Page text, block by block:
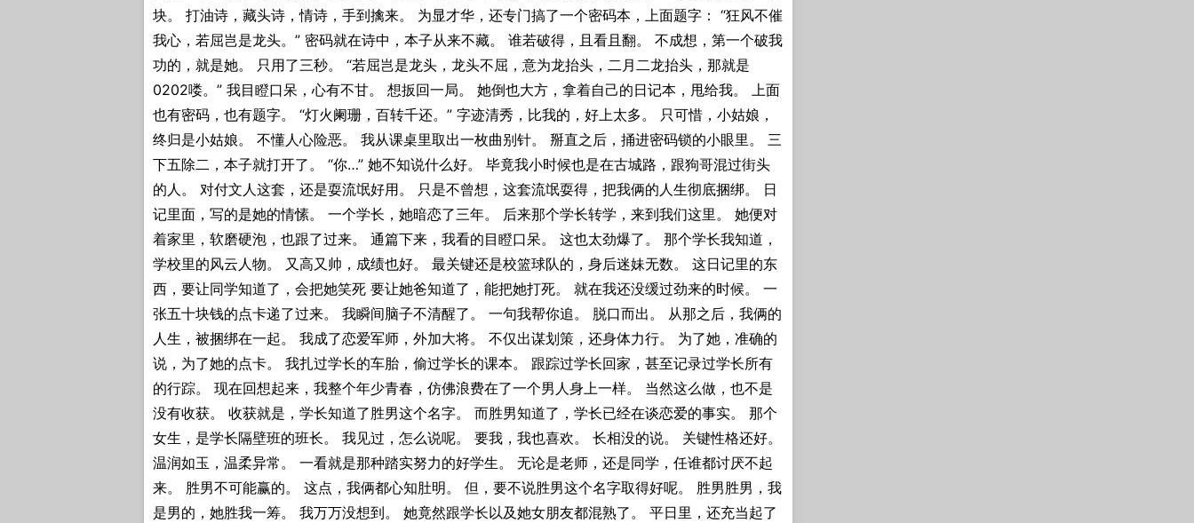
块。 打油诗，藏头诗，情诗，手到擒来。 为显才华，还专门搞了一个密码本，上面题字： “狂风不催
我心，若屈岂是龙头。” 密码就在诗中，本子从来不藏。 谁若破得，且看且翻。 不成想，第一个破我
功的，就是她。 只用了三秒。 “若屈岂是龙头，龙头不屈，意为龙抬头，二月二龙抬头，那就是
0202喽。” 我目瞪口呆，心有不甘。 想扳回一局。 她倒也大方，拿着自己的日记本，甩给我。 上面
也有密码，也有题字。 “灯火阑珊，百转千还。” 字迹清秀，比我的，好上太多。 只可惜，小姑娘，
终归是小姑娘。 不懂人心险恶。 我从课桌里取出一枚曲别针。 掰直之后，捅进密码锁的小眼里。 三
下五除二，本子就打开了。 “你…” 她不知说什么好。 毕竟我小时候也是在古城路，跟狗哥混过街头
的人。 对付文人这套，还是耍流氓好用。 只是不曾想，这套流氓耍得，把我俩的人生彻底捆绑。 日
记里面，写的是她的情愫。 一个学长，她暗恋了三年。 后来那个学长转学，来到我们这里。 她便对
着家里，软磨硬泡，也跟了过来。 通篇下来，我看的目瞪口呆。 这也太劲爆了。 那个学长我知道，
学校里的风云人物。 又高又帅，成绩也好。 最关键还是校篮球队的，身后迷妹无数。 这日记里的东
西，要让同学知道了，会把她笑死 要让她爸知道了，能把她打死。 就在我还没缓过劲来的时候。 一
张五十块钱的点卡递了过来。 我瞬间脑子不清醒了。 一句我帮你追。 脱口而出。 从那之后，我俩的
人生，被捆绑在一起。 我成了恋爱军师，外加大将。 不仅出谋划策，还身体力行。 为了她，准确的
说，为了她的点卡。 我扎过学长的车胎，偷过学长的课本。 跟踪过学长回家，甚至记录过学长所有
的行踪。 现在回想起来，我整个年少青春，仿佛浪费在了一个男人身上一样。 当然这么做，也不是
没有收获。 收获就是，学长知道了胜男这个名字。 而胜男知道了，学长已经在谈恋爱的事实。 那个
女生，是学长隔壁班的班长。 我见过，怎么说呢。 要我，我也喜欢。 长相没的说。 关键性格还好。
温润如玉，温柔异常。 一看就是那种踏实努力的好学生。 无论是老师，还是同学，任谁都讨厌不起
来。 胜男不可能赢的。 这点，我俩都心知肚明。 但，要不说胜男这个名字取得好呢。 胜男胜男，我
是男的，她胜我一筹。 我万万没想到。 她竟然跟学长以及她女朋友都混熟了。 平日里，还充当起了